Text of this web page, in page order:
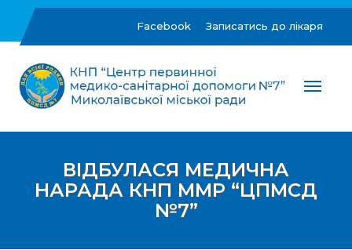
content
Facebook Записатись до лікаря
ЦПМСД №7 м.Миколаїв
первинної медико-санітарної допомоги №7"
ВІДБУЛАСЯ МЕДИЧНА
НАРАДА КНП ММР “ЦПМСД
№7”